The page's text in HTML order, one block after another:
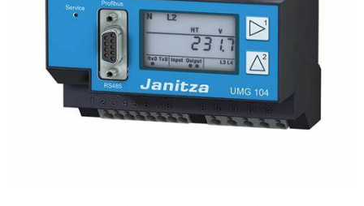
Incarcatoare acumulatori
Panouri fotovoltaice si accesorii
Panouri fotovoltaice
Sisteme prindere panouri
fotovoltaice